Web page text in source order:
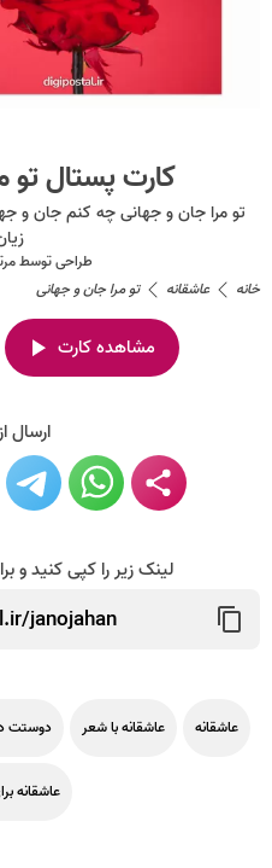
کارت پستال تو
تو مرا جان و جهانی چه کنم جان و
طراحی توسط
خانه
عاشقانه تو مرا جان و جهانی
مشاهده کارت
ارسال
لینک زیر را کپی کنید و
عاشقانه عاشقانه با شعر دوستت
عاشقانه